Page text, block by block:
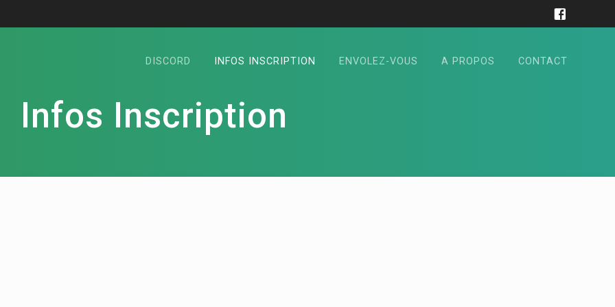
DISCORD INFOS INSCRIPTION ENVOLEZ-VOUS A PROPOS CONTACT
Infos Inscription